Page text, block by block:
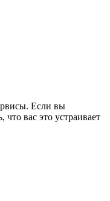
Если вы
вас это устраивает